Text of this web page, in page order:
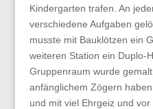
Kindergarten trafen. An
verschiedene Aufgaben
musste mit Bauklötzen ein
weiteren Station ein Duplo-
Gruppenraum wurde
anfänglichem Zögern
und mit viel Ehrgeiz und